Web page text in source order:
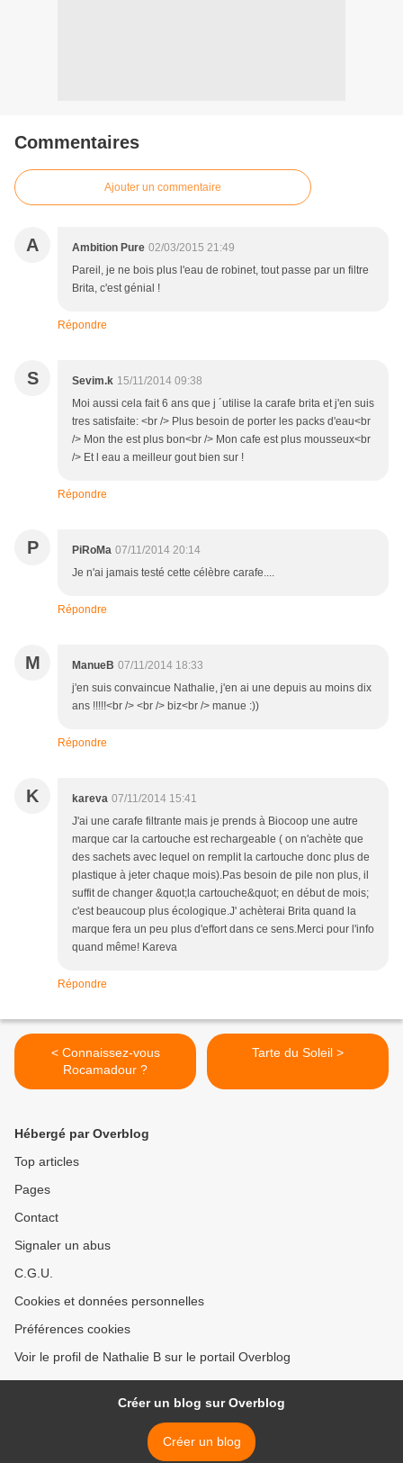
Commentaires
Ajouter un commentaire
A Ambition Pure 02/03/2015 21:49
Pareil, je ne bois plus l'eau de robinet, tout passe par un filtre
Brita, c'est génial !
Répondre
S Sevim.k 15/11/2014 09:38
Moi aussi cela fait 6 ans que j ´utilise la carafe brita et j'en suis
tres satisfaite: <br /> Plus besoin de porter les packs d'eau<br
/> Mon the est plus bon<br /> Mon cafe est plus mousseux<br
/> Et l eau a meilleur gout bien sur !
Répondre
P PiRoMa 07/11/2014 20:14
Je n'ai jamais testé cette célèbre carafe....
Répondre
M ManueB 07/11/2014 18:33
j'en suis convaincue Nathalie, j'en ai une depuis au moins dix
ans !!!!!<br /> <br /> biz<br /> manue :))
Répondre
K kareva 07/11/2014 15:41
J'ai une carafe filtrante mais je prends à Biocoop une autre
marque car la cartouche est rechargeable ( on n'achète que
des sachets avec lequel on remplit la cartouche donc plus de
plastique à jeter chaque mois).Pas besoin de pile non plus, il
suffit de changer &quot;la cartouche&quot; en début de mois;
c'est beaucoup plus écologique.J' achèterai Brita quand la
marque fera un peu plus d'effort dans ce sens.Merci pour l'info
quand même! Kareva
Répondre
< Connaissez-vous
Rocamadour ?
Tarte du Soleil >
Hébergé par Overblog
Top articles
Pages
Contact
Signaler un abus
C.G.U.
Cookies et données personnelles
Préférences cookies
Voir le profil de Nathalie B sur le portail Overblog
Créer un blog sur Overblog
Créer un blog